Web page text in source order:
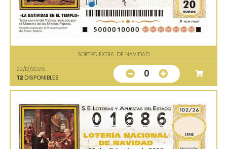
SORTEO EXTRA. DE NAVIDAD
22/12/2026
12 DISPONIBLES 0